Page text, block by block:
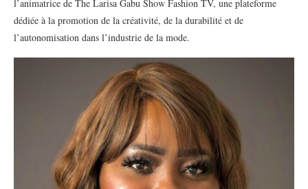
l’animatrice de The Larisa Gabu Show Fashion TV, une plateforme
dédiée à la promotion de la créativité, de la durabilité et de
l’autonomisation dans l’industrie de la mode.